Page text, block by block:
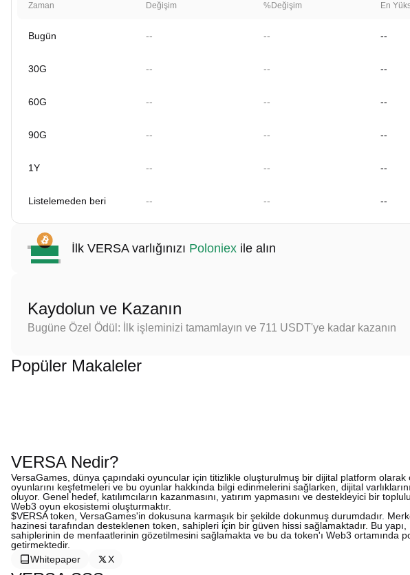
Zaman Değişim %Değişim En
Bugün -- -- --
30G -- -- --
60G -- -- --
90G -- -- --
1Y -- -- --
Listelemeden beri -- -- --
İlk VERSA varlığınızı Poloniex ile alın
Kaydolun ve Kazanın
Bugüne Özel Ödül: İlk işleminizi tamamlayın ve 711 USDT'ye kadar kazanın
Popüler Makaleler
VERSA Nedir?
VersaGames, dünya çapındaki oyuncular için titizlikle oluşturulmuş bir dijital platform olarak
oyunlarını keşfetmeleri ve bu oyunlar hakkında bilgi edinmelerini sağlarken, dijital
oluyor. Genel hedef, katılımcıların kazanmasını, yatırım yapmasını ve destekleyici bir
Web3 oyun ekosistemi oluşturmaktır.
$VERSA token, VersaGames'in dokusuna karmaşık bir şekilde dokunmuş durumdadır.
hazinesi tarafından desteklenen token, sahipleri için bir güven hissi sağlamaktadır. Bu yapı,
sahiplerinin de menfaatlerinin gözetilmesini sağlamakta ve bu da token'ı Web3 ortamında
getirmektedir.
Whitepaper
X